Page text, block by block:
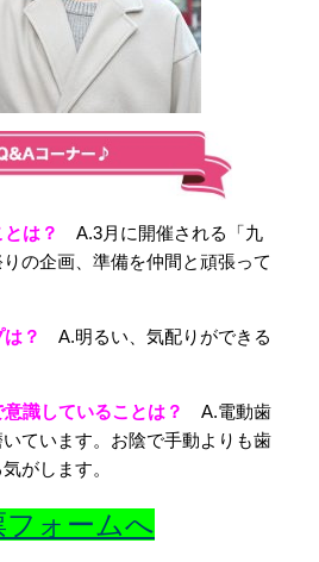
は？
A.3月に開催される「九
の企画、準備を仲間と頑張って
？
A.明るい、気配りができる
識していることは？
A.電動歯
ています。お陰で手動よりも歯
がします。
フォームへ